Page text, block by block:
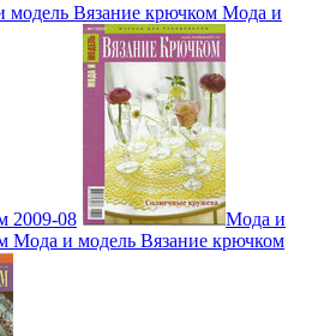
модель Вязание крючком Мода и
2009-08
Мода и
Мода и модель Вязание крючком